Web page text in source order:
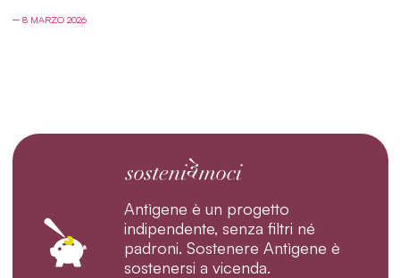
─ 8 MARZO 2026
Antìgene è un progetto
indipendente, senza filtri né
padroni. Sostenere Antìgene è
sostenersi a vicenda.